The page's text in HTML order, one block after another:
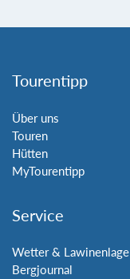
Tourentipp
Über uns
Touren
Hütten
MyTourentipp
Service
Wetter & Lawinenlage
Bergjournal